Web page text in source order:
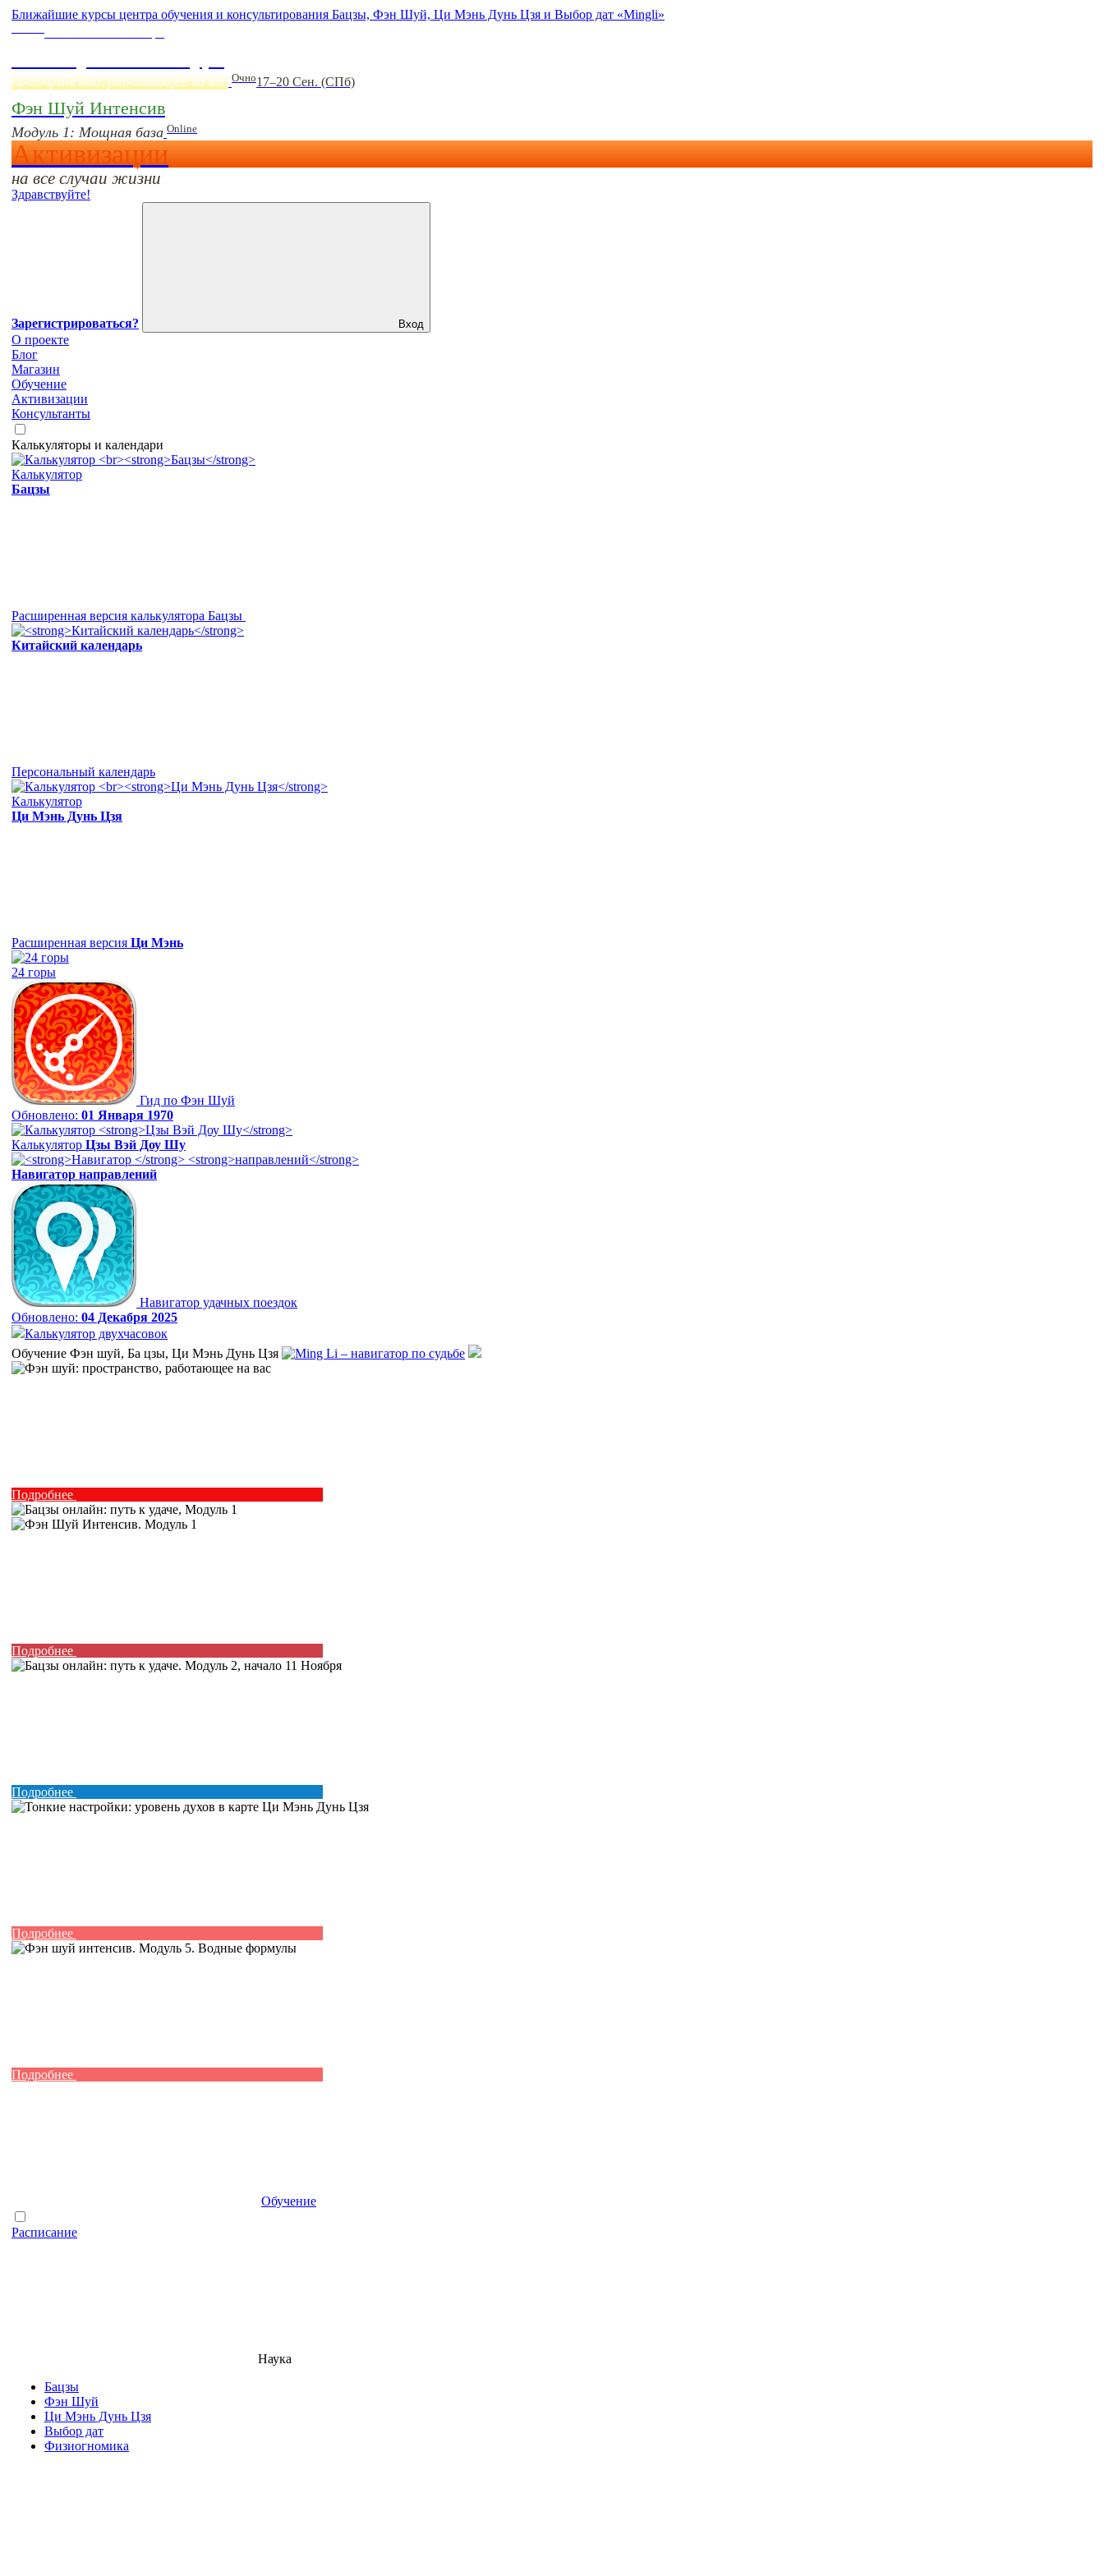
Ближайшие курсы центра обучения и консультирования Бацзы, Фэн Шуй, Ци Мэнь Дунь Цзя и Выбор дат «Mingli»
пространство, работающее на вас Очно17–20 Сен. (СПб)
Фэн Шуй Интенсив
Модуль 1: Мощная база Online
Активизации
на все случаи жизни
Здравствуйте!
Зарегистрироваться? Вход
О проекте
Блог
Магазин
Обучение
Активизации
Консультанты
Калькуляторы и календари
Калькулятор
Бацзы
Расширенная версия калькулятора Бацзы
Китайский календарь
Персональный календарь
Калькулятор
Ци Мэнь Дунь Цзя
Расширенная версия Ци Мэнь
24 горы
Гид по Фэн Шуй
Обновлено: 01 Января 1970
Калькулятор Цзы Вэй Доу Шу
Навигатор направлений
Навигатор удачных поездок
Обновлено: 04 Декабря 2025
Калькулятор двухчасовок
Обучение Фэн шуй, Ба цзы, Ци Мэнь Дунь Цзя
Подробнее
Подробнее
Подробнее
Подробнее
Подробнее
Обучение
Расписание
Наука
Бацзы
Фэн Шуй
Ци Мэнь Дунь Цзя
Выбор дат
Физиогномика